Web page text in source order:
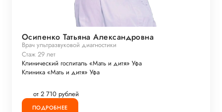
Осипенко Татьяна Александровна
Врач ультразвуковой диагностики
Стаж 29 лет
Клинический госпиталь «Мать и дитя» Уфа
Клиника «Мать и дитя» Уфа
от 2 710 рублей
ПОДРОБНЕЕ